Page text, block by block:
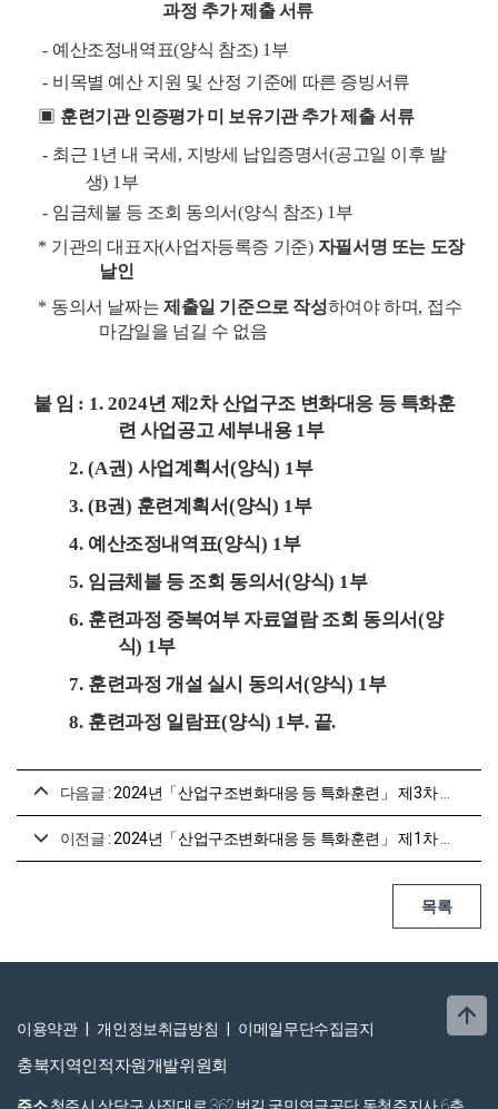
과정 추가 제출 서류
- 예산조정내역표(양식 참조) 1 부
- 비목별 예산 지원 및 산정 기준에 따른 증빙서류
▣ 훈련기관 인증평가 미 보유기관 추가 제출 서류
- 최근 1 년 내 국세 , 지방세 납입증명서(공고일 이후 발
생) 1 부
- 임금체불 등 조회 동의서(양식 참조) 1 부
* 기관의 대표자(사업자등록증 기준) 자필서명 또는 도장
날인
* 동의서 날짜는 제출일 기준으로 작성하여야 하며, 접수
마감일을 넘길 수 없음
붙 임 : 1. 2024년 제2차 산업구조 변화대응 등 특화훈
련 사업공고 세부내용 1부
2. (A권) 사업계획서 (양식) 1부
3. (B권) 훈련계획서 (양식) 1부
4. 예산조정내역표(양식) 1부
5. 임금체불 등 조회 동의서 (양식) 1부
6. 훈련과정 중복여부 자료열람 조회 동의서 (양
식) 1부
7. 훈련과정 개설 실시 동의서 (양식) 1부
8. 훈련과정 일람표(양식) 1부. 끝.
다음글 :2024년「산업구조변화대응 등 특화훈련」 제3차 훈련기관 및 훈련과정 모집 공고
이전글 :2024년「산업구조변화대응 등 특화훈련」 제1차 훈련기관 및 훈련과정 모집 공고
이용약관 개인정보취급방침 이메일무단수집금지
충북지역인적자원개발위원회